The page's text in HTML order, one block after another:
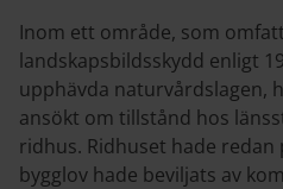
Inom ett område, som
landskapsbildsskydd enligt
upphävda naturvårdslagen,
ansökt om tillstånd hos
ridhus. Ridhuset hade redan
bygglov hade beviljats av